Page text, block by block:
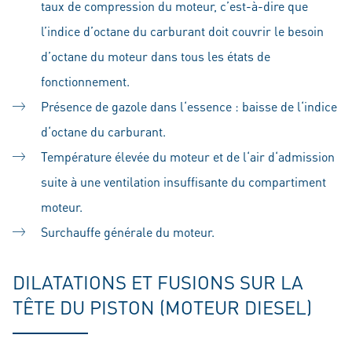
taux de compression du moteur, c’est-à-dire que
l’indice d’octane du carburant doit couvrir le besoin
d’octane du moteur dans tous les états de
fonctionnement.
Présence de gazole dans l‘essence : baisse de l‘indice
d‘octane du carburant.
Température élevée du moteur et de l‘air d‘admission
suite à une ventilation insuffisante du compartiment
moteur.
Surchauffe générale du moteur.
DILATATIONS ET FUSIONS SUR LA
TÊTE DU PISTON (MOTEUR DIESEL)